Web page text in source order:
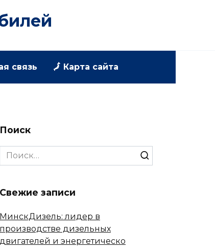
связь 🗾 Карта сайта
Поиск
Search
for:
Свежие записи
МинскДизель: лидер в
производстве дизельных
двигателей и энергетическо